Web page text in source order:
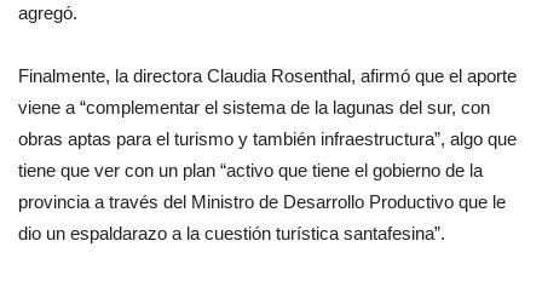
agregó.
Finalmente, la directora Claudia Rosenthal, afirmó que el aporte
viene a “complementar el sistema de la lagunas del sur, con
obras aptas para el turismo y también infraestructura”, algo que
tiene que ver con un plan “activo que tiene el gobierno de la
provincia a través del Ministro de Desarrollo Productivo que le
dio un espaldarazo a la cuestión turística santafesina”.